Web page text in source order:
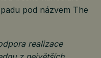
pod názvem The
realizace